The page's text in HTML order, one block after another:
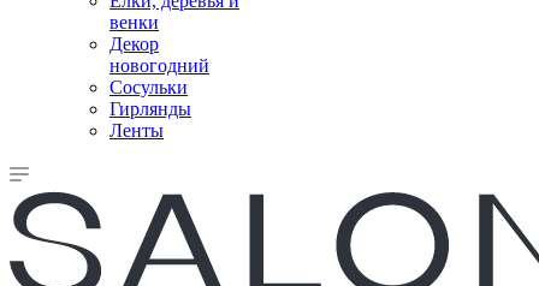
венки
Декор
новогодний
Сосульки
Гирлянды
Ленты